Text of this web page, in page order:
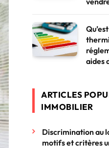
aides
ARTICLES
IMMOBILIER
Discrimination au
motifs et critères